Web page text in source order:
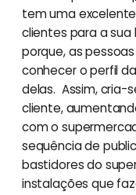
tem uma
clientes para a sua
porque, as
conhecer o perfil
delas. Assim, cria-
cliente,
com o
sequência de
bastidores do
instalações que